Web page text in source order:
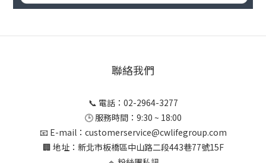
聯絡我們
📞 電話：02-2964-3277
🕒 服務時間：9:30 ~ 18:00
📧 E-mail：customerservice@cwlifegroup.com
🏢 地址：新北市板橋區中山路二段443巷77號15F